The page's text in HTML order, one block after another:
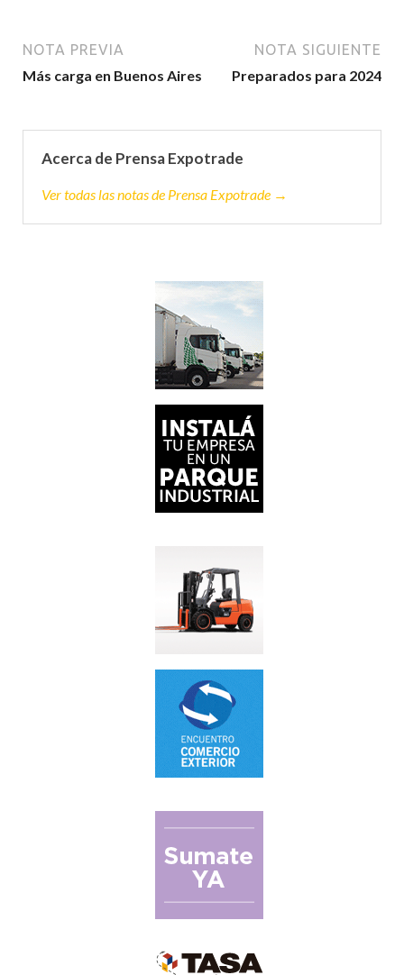
NOTA PREVIA
Más carga en Buenos Aires
NOTA SIGUIENTE
Preparados para 2024
Acerca de Prensa Expotrade
Ver todas las notas de Prensa Expotrade →